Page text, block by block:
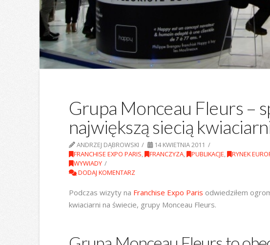
Grupa Monceau Fleurs –
największą siecią
ANDRZEJ DĄBROWSKI
14 KWIETNIA 2011
FRANCHISE EXPO PARIS, FRANCZYZA, PUBLIKACJE, RYNEK
WYWIADY
DODAJ KOMENTARZ
Podczas wizyty na Franchise Expo Paris odwiedziłem
kwiaciarni na świecie, grupy Monceau Fleurs.